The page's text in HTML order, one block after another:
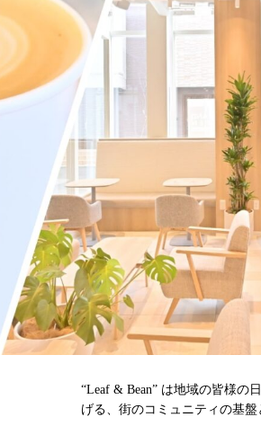
“Leaf & Bean” は地域の皆様の
げる、街のコミュニティの基盤